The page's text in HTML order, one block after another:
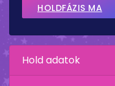
HOLDFÁZIS MA
Hold adatok